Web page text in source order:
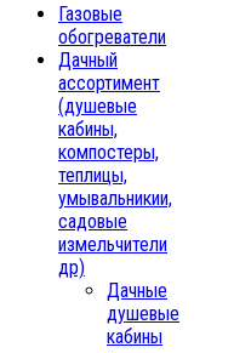
Газовые
обогреватели
Дачный
ассортимент
(душевые
кабины,
компостеры,
теплицы,
умывальникии,
садовые
измельчители
др)
Дачные
душевые
кабины